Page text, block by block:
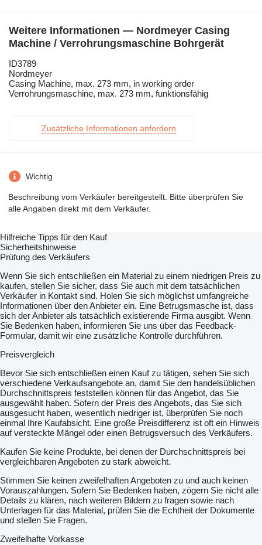
Weitere Informationen — Nordmeyer Casing
Machine / Verrohrungsmaschine Bohrgerät
ID3789
Nordmeyer
Casing Machine, max. 273 mm, in working order
Verrohrungsmaschine, max. 273 mm, funktionsfähig
Zusätzliche Informationen anfordern
Wichtig
Beschreibung vom Verkäufer bereitgestellt. Bitte überprüfen Sie
alle Angaben direkt mit dem Verkäufer.
Hilfreiche Tipps für den Kauf
Sicherheitshinweise
Prüfung des Verkäufers
Wenn Sie sich entschließen ein Material zu einem niedrigen Preis zu
kaufen, stellen Sie sicher, dass Sie auch mit dem tatsächlichen
Verkäufer in Kontakt sind. Holen Sie sich möglichst umfangreiche
Informationen über den Anbieter ein. Eine Betrugsmasche ist, dass
sich der Anbieter als tatsächlich existierende Firma ausgibt. Wenn
Sie Bedenken haben, informieren Sie uns über das Feedback-
Formular, damit wir eine zusätzliche Kontrolle durchführen.
Preisvergleich
Bevor Sie sich entschließen einen Kauf zu tätigen, sehen Sie sich
verschiedene Verkaufsangebote an, damit Sie den handelsüblichen
Durchschnittspreis feststellen können für das Angebot, das Sie
ausgewählt haben. Sofern der Preis des Angebots, das Sie sich
ausgesucht haben, wesentlich niedriger ist, überprüfen Sie noch
einmal Ihre Kaufabsicht. Eine große Preisdifferenz ist oft ein Hinweis
auf versteckte Mängel oder einen Betrugsversuch des Verkäufers.
Kaufen Sie keine Produkte, bei denen der Durchschnittspreis bei
vergleichbaren Angeboten zu stark abweicht.
Stimmen Sie keinen zweifelhaften Angeboten zu und auch keinen
Vorauszahlungen. Sofern Sie Bedenken haben, zögern Sie nicht alle
Details zu klären, nach weiteren Bildern zu fragen sowie nach
Unterlagen für das Material, prüfen Sie die Echtheit der Dokumente
und stellen Sie Fragen.
Zweifelhafte Vorkasse